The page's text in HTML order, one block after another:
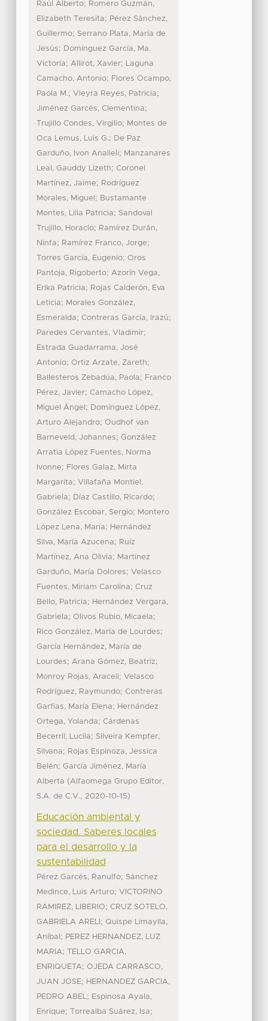
Raúl Alberto; Romero Guzmán,
Elizabeth Teresita; Pérez Sánchez,
Guillermo; Serrano Plata, María de
Jesús; Domínguez García, Ma.
Victoria; Allirot, Xavier; Laguna
Camacho, Antonio; Flores Ocampo,
Paola M.; Vieyra Reyes, Patricia;
Jiménez Garcés, Clementina;
Trujillo Condes, Virgilio; Montes de
Oca Lemus, Luis G.; De Paz
Garduño, Ivon Analleli; Manzanares
Leal, Gauddy Lizeth; Coronel
Martínez, Jaime; Rodríguez
Morales, Miguel ; Bustamante
Montes, Lilia Patricia; Sandoval
Trujillo, Horacio; Ramírez Durán,
Ninfa; Ramírez Franco, Jorge;
Torres García, Eugenio; Oros
Pantoja, Rigoberto; Azorín Vega,
Erika Patricia; Rojas Calderón, Eva
Leticia; Morales González,
Esmeralda; Contreras García, Irazú;
Paredes Cervantes, Vladimir;
Estrada Guadarrama, José
Antonio; Ortiz Arzate, Zareth;
Ballesteros Zebadúa, Paola; Franco
Pérez, Javier; Camacho López,
Miguel Ángel ; Domínguez López,
Arturo Alejandro; Oudhof van
Barneveld, Johannes; González
Arratia López Fuentes, Norma
Ivonne; Flores Galaz, Mirta
Margarita; Villafaña Montiel,
Gabriela; Díaz Castillo, Ricardo;
González Escobar, Sergio; Montero
López Lena, María; Hernández
Silva, María Azucena; Ruíz
Martínez, Ana Olivia; Martínez
Garduño, María Dolores; Velasco
Fuentes, Miriam Carolina; Cruz
Bello, Patricia; Hernández Vergara,
Gabriela; Olivos Rubio, Micaela;
Rico González, María de Lourdes;
García Hernández, María de
Lourdes; Arana Gómez, Beatriz;
Monroy Rojas, Araceli; Velasco
Rodríguez, Raymundo; Contreras
Garfias, María Elena; Hernández
Ortega, Yolanda; Cárdenas
Becerril, Lucila; Silveira Kempfer,
Silvana; Rojas Espinoza, Jessica
Belén; García Jiménez, María
Alberta (Alfaomega Grupo Editor,
S.A. de C.V., 2020-10-15)
Educación ambiental y
sociedad. Saberes locales
para el desarrollo y la
sustentabilidad
Pérez Garcés, Ranulfo; Sánchez
Medince, Luis Arturo; VICTORINO
RAMIREZ, LIBERIO; CRUZ SOTELO,
GABRIELA ARELI ; Quispe Limaylla,
Aníbal ; PEREZ HERNANDEZ, LUZ
MARIA; TELLO GARCIA,
ENRIQUETA; OJEDA CARRASCO,
JUAN JOSE; HERNANDEZ GARCIA,
PEDRO ABEL; Espinosa Ayala,
Enrique; Torrealba Suárez, Isa;